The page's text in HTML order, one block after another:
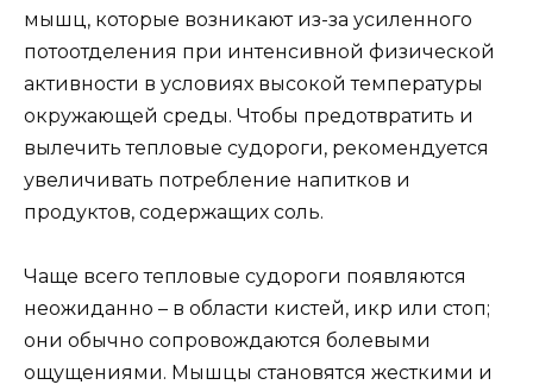
мышц, которые возникают из-за усиленного
потоотделения при интенсивной физической
активности в условиях высокой температуры
окружающей среды. Чтобы предотвратить и
вылечить тепловые судороги, рекомендуется
увеличивать потребление напитков и
продуктов, содержащих соль.
Чаще всего тепловые судороги появляются
неожиданно – в области кистей, икр или стоп;
они обычно сопровождаются болевыми
ощущениями. Мышцы становятся жесткими и